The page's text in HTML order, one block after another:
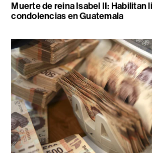
Muerte de reina Isabel II: Habilitan
condolencias en Guatemala